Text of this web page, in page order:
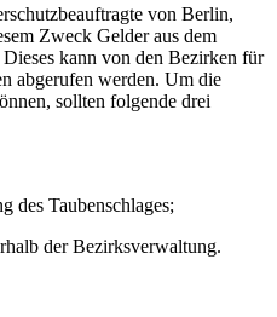
von Berlin,
Zweck Gelder aus dem
kann von den Bezirken für
abgerufen werden. Um die
sollten folgende drei
des Taubenschlages;
der Bezirksverwaltung.